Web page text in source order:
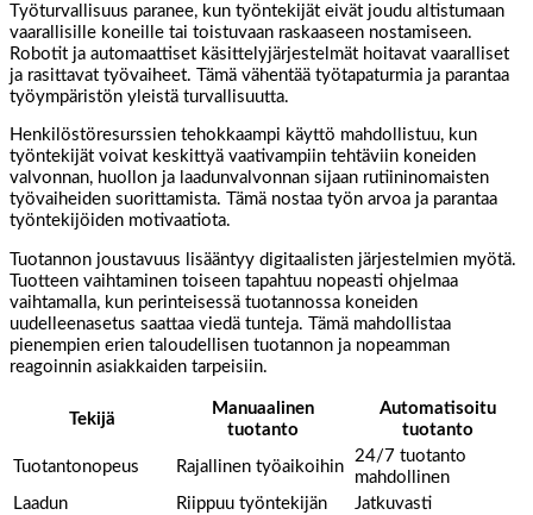
Työturvallisuus paranee, kun työntekijät eivät joudu altistumaan
vaarallisille koneille tai toistuvaan raskaaseen nostamiseen.
Robotit ja automaattiset käsittelyjärjestelmät hoitavat vaaralliset
ja rasittavat työvaiheet. Tämä vähentää työtapaturmia ja parantaa
työympäristön yleistä turvallisuutta.
Henkilöstöresurssien tehokkaampi käyttö mahdollistuu, kun
työntekijät voivat keskittyä vaativampiin tehtäviin koneiden
valvonnan, huollon ja laadunvalvonnan sijaan rutiininomaisten
työvaiheiden suorittamista. Tämä nostaa työn arvoa ja parantaa
työntekijöiden motivaatiota.
Tuotannon joustavuus lisääntyy digitaalisten järjestelmien myötä.
Tuotteen vaihtaminen toiseen tapahtuu nopeasti ohjelmaa
vaihtamalla, kun perinteisessä tuotannossa koneiden
uudelleenasetus saattaa viedä tunteja. Tämä mahdollistaa
pienempien erien taloudellisen tuotannon ja nopeamman
reagoinnin asiakkaiden tarpeisiin.
Tekijä
Manuaalinen
tuotanto
Automatisoitu
tuotanto
Tuotantonopeus Rajallinen työaikoihin
24/7 tuotanto
mahdollinen
Laadun
Riippuu työntekijän
Jatkuvasti